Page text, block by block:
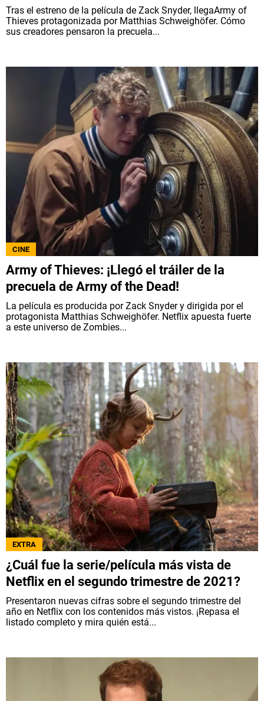
Tras el estreno de la película de Zack Snyder, llegaArmy of
Thieves protagonizada por Matthias Schweighöfer. Cómo
sus creadores pensaron la precuela...
CINE
Army of Thieves: ¡Llegó el tráiler de la
precuela de Army of the Dead!
La película es producida por Zack Snyder y dirigida por el
protagonista Matthias Schweighöfer. Netflix apuesta fuerte
a este universo de Zombies...
EXTRA
¿Cuál fue la serie/película más vista de
Netflix en el segundo trimestre de 2021?
Presentaron nuevas cifras sobre el segundo trimestre del
año en Netflix con los contenidos más vistos. ¡Repasa el
listado completo y mira quién está...